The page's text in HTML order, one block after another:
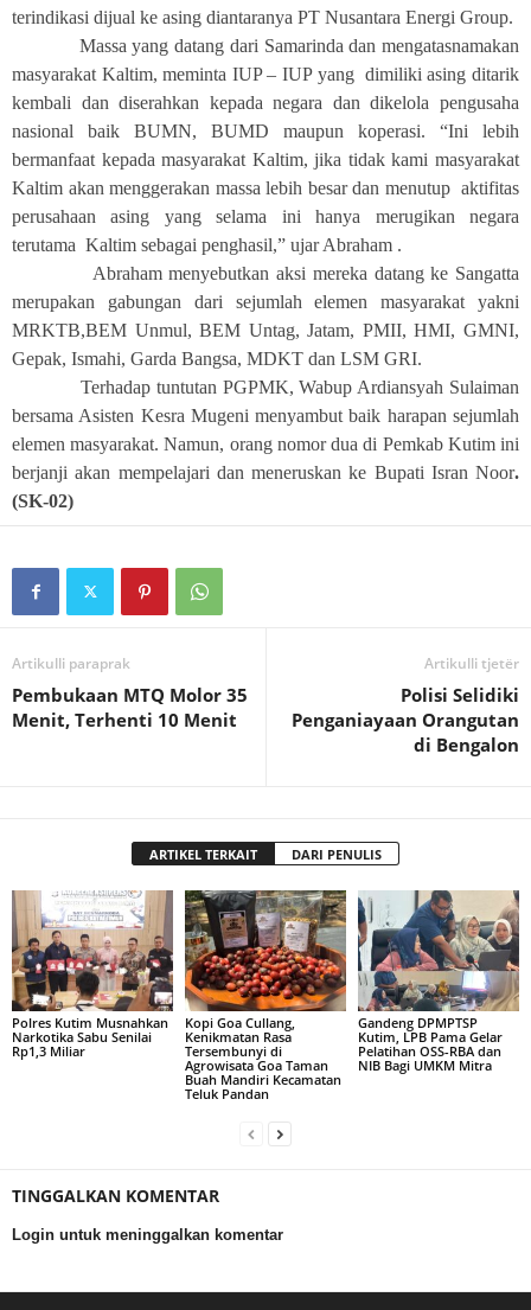
terindikasi dijual ke asing diantaranya PT Nusantara Energi Group.
Massa yang datang dari Samarinda dan mengatasnamakan
masyarakat Kaltim, meminta IUP – IUP yang dimiliki asing ditarik
kembali dan diserahkan kepada negara dan dikelola pengusaha
nasional baik BUMN, BUMD maupun koperasi. “Ini lebih
bermanfaat kepada masyarakat Kaltim, jika tidak kami masyarakat
Kaltim akan menggerakan massa lebih besar dan menutup aktifitas
perusahaan asing yang selama ini hanya merugikan negara
terutama Kaltim sebagai penghasil,” ujar Abraham .
Abraham menyebutkan aksi mereka datang ke Sangatta
merupakan gabungan dari sejumlah elemen masyarakat yakni
MRKTB,BEM Unmul, BEM Untag, Jatam, PMII, HMI, GMNI,
Gepak, Ismahi, Garda Bangsa, MDKT dan LSM GRI.
Terhadap tuntutan PGPMK, Wabup Ardiansyah Sulaiman
bersama Asisten Kesra Mugeni menyambut baik harapan sejumlah
elemen masyarakat. Namun, orang nomor dua di Pemkab Kutim ini
berjanji akan mempelajari dan meneruskan ke Bupati Isran Noor.
(SK-02)
Artikulli paraprak
Pembukaan MTQ Molor 35
Menit, Terhenti 10 Menit
Artikulli tjetër
Polisi Selidiki
Penganiayaan Orangutan
di Bengalon
ARTIKEL TERKAIT DARI PENULIS
Polres Kutim Musnahkan
Narkotika Sabu Senilai
Rp1,3 Miliar
Kopi Goa Cullang,
Kenikmatan Rasa
Tersembunyi di
Agrowisata Goa Taman
Buah Mandiri Kecamatan
Teluk Pandan
Gandeng DPMPTSP
Kutim, LPB Pama Gelar
Pelatihan OSS-RBA dan
NIB Bagi UMKM Mitra
TINGGALKAN KOMENTAR
Login untuk meninggalkan komentar